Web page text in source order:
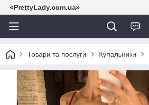
«PrettyLady.com.ua»
Товари та послуги Купальники